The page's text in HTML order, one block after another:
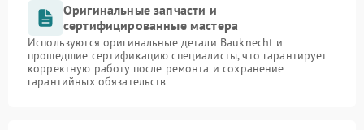
Оригинальные запчасти и
сертифицированные мастера
Используются оригинальные детали Bauknecht и
прошедшие сертификацию специалисты, что гарантирует
корректную работу после ремонта и сохранение
гарантийных обязательств